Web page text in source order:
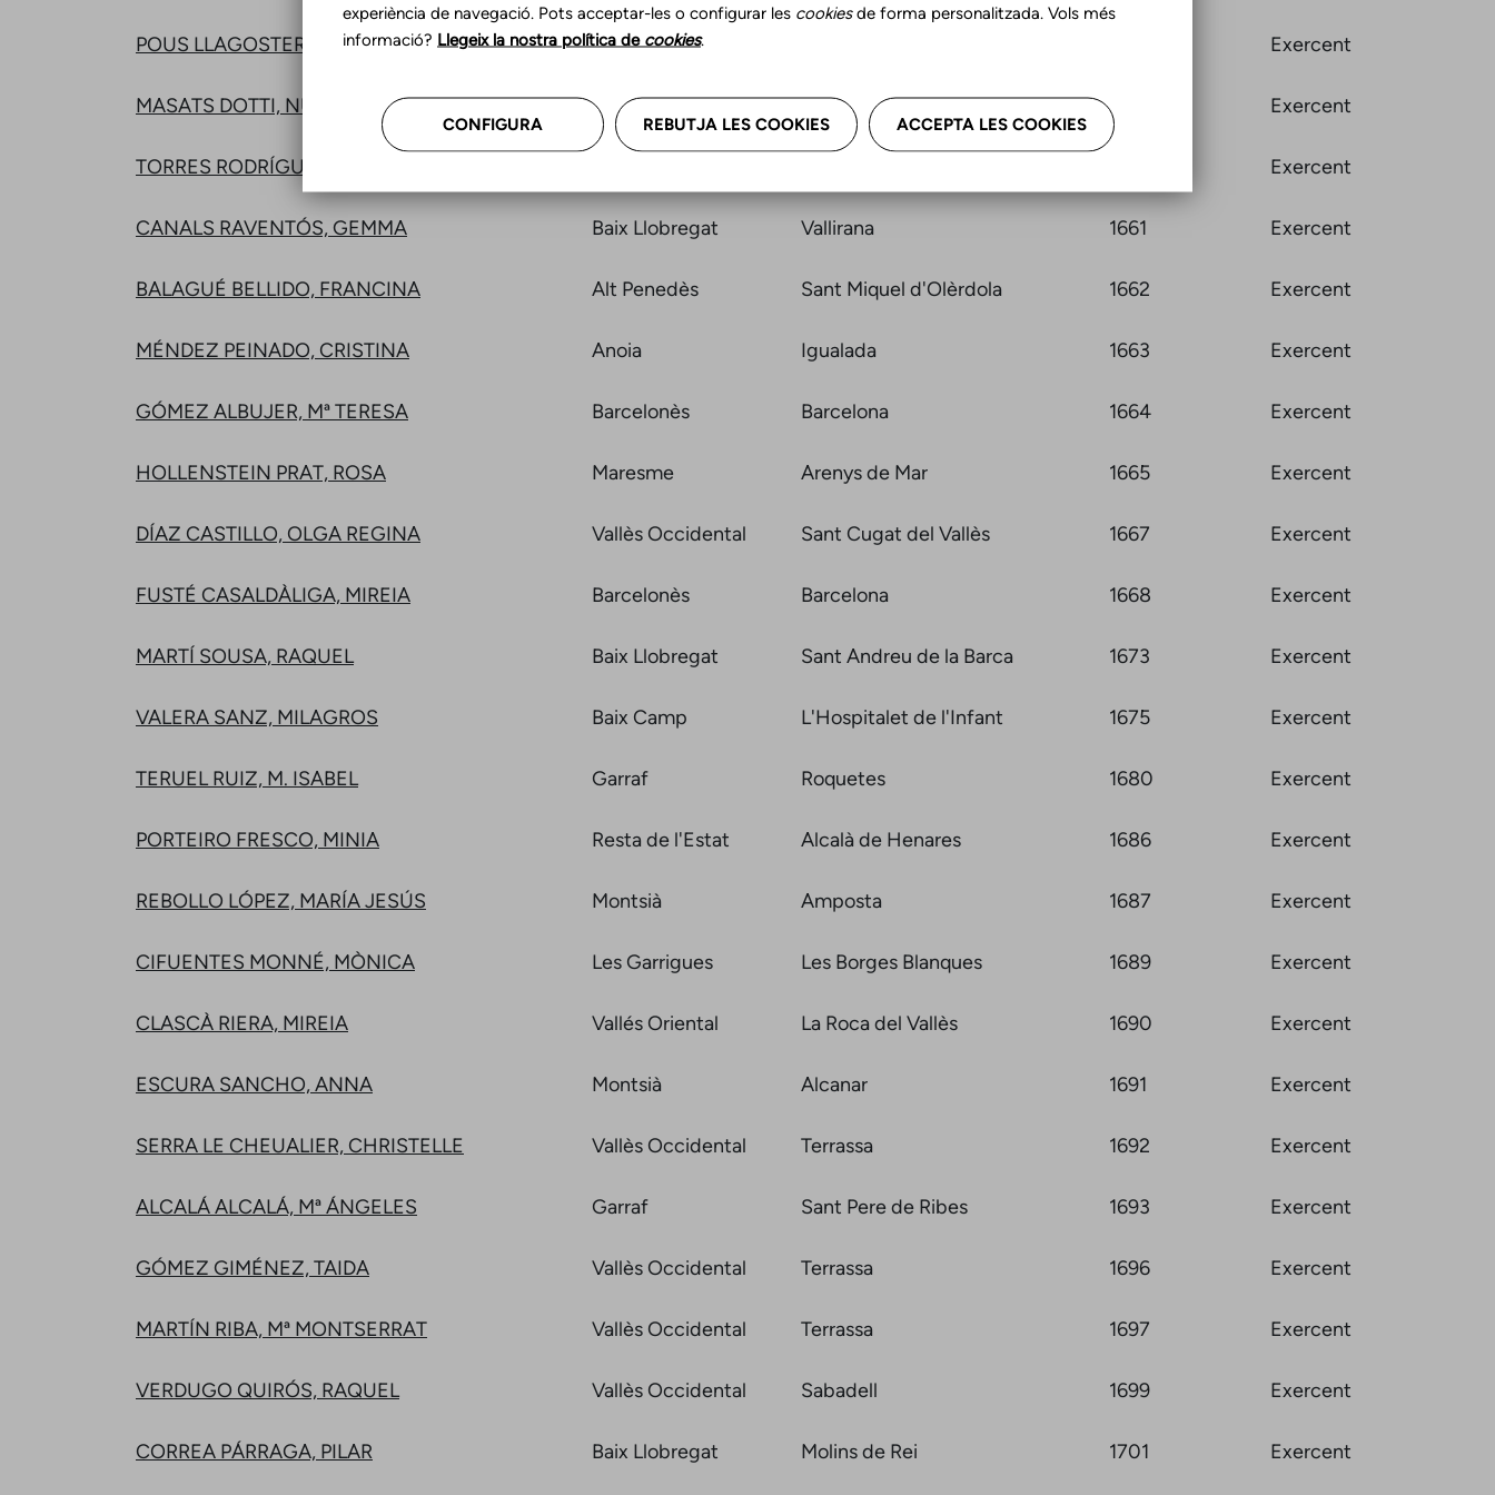
POUS LLAGOSTERA, CRISTINA Osona Exercent
MASATS DOTTI, NÚRIA Vallès Occidental Sabadell 1654 Exercent
TORRES RODRÍGUEZ, ELENA Exercent
CANALS RAVENTÓS, GEMMA Baix Llobregat Vallirana 1661 Exercent
BALAGUÉ BELLIDO, FRANCINA Alt Penedès Sant Miquel d'Olèrdola 1662 Exercent
MÉNDEZ PEINADO, CRISTINA Anoia Igualada 1663 Exercent
GÓMEZ ALBUJER, Mª TERESA Barcelonès Barcelona 1664 Exercent
HOLLENSTEIN PRAT, ROSA Maresme Arenys de Mar 1665 Exercent
DÍAZ CASTILLO, OLGA REGINA Vallès Occidental Sant Cugat del Vallès 1667 Exercent
FUSTÉ CASALDÀLIGA, MIREIA Barcelonès Barcelona 1668 Exercent
MARTÍ SOUSA, RAQUEL Baix Llobregat Sant Andreu de la Barca 1673 Exercent
VALERA SANZ, MILAGROS Baix Camp L'Hospitalet de l'Infant 1675 Exercent
TERUEL RUIZ, M. ISABEL Garraf Roquetes 1680 Exercent
PORTEIRO FRESCO, MINIA Resta de l'Estat Alcalà de Henares 1686 Exercent
REBOLLO LÓPEZ, MARÍA JESÚS Montsià Amposta 1687 Exercent
CIFUENTES MONNÉ, MÒNICA Les Garrigues Les Borges Blanques 1689 Exercent
CLASCÀ RIERA, MIREIA Vallés Oriental La Roca del Vallès 1690 Exercent
ESCURA SANCHO, ANNA Montsià Alcanar 1691 Exercent
SERRA LE CHEUALIER, CHRISTELLE Vallès Occidental Terrassa 1692 Exercent
ALCALÁ ALCALÁ, Mª ÁNGELES Garraf Sant Pere de Ribes 1693 Exercent
GÓMEZ GIMÉNEZ, TAIDA Vallès Occidental Terrassa 1696 Exercent
MARTÍN RIBA, Mª MONTSERRAT Vallès Occidental Terrassa 1697 Exercent
VERDUGO QUIRÓS, RAQUEL Vallès Occidental Sabadell 1699 Exercent
CORREA PÁRRAGA, PILAR Baix Llobregat Molins de Rei 1701 Exercent
experiència de navegació. Pots acceptar-les o configurar les cookiesde forma personalitzada. Vols més
informació? Llegeix la nostra política de cookies.
CONFIGURA REBUTJA LES COOKIES ACCEPTA LES COOKIES